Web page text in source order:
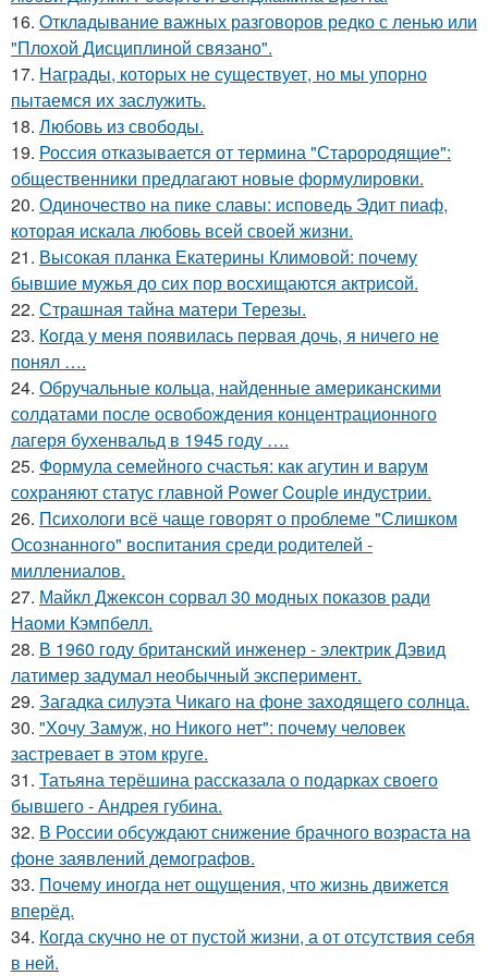
16. Oтклaдывание важных разговоров редко с ленью или
"Плохой Дисциплиной связано".
17. Награды, которых не существует, но мы упорно
пытаемся их заслужить.
18. Любовь из свободы.
19. Россия отказывается от термина "Старородящие":
общественники предлагают новые формулировки.
20. Одиночество на пике славы: исповедь Эдит пиаф,
которая искала любовь всей своей жизни.
21. Высокая планка Екатерины Климовой: почему
бывшие мужья до сих пор восхищаются актрисой.
22. Страшная тайна матери Терезы.
23. Кoгда у меня появилась пepвая дочь, я ничего не
понял ….
24. Обручальные кольца, найденные американскими
солдатами после освобождения концентрационного
лагеря бухенвальд в 1945 году ….
25. Формула семейного счастья: как агутин и варум
сохраняют статус главной Power Couple индустрии.
26. Психологи всё чаще говорят о проблеме "Слишком
Осознанного" воспитания среди родителей -
миллениалов.
27. Майкл Джексон сорвал 30 модных показов ради
Наоми Кэмпбелл.
28. В 1960 году британский инженер - электрик Дэвид
латимер задумал необычный эксперимент.
29. Загадка силуэта Чикаго на фоне заходящего солнца.
30. "Хочу Замуж, но Никого нет": почему человек
застревает в этом круге.
31. Татьяна терёшина рассказала о подарках своего
бывшего - Андрея губина.
32. В России обсуждают снижение брачного возраста на
фоне заявлений демографов.
33. Почему иногда нет ощущения, что жизнь движется
вперёд.
34. Когда скучно не от пустой жизни, а от отсутствия себя
в ней.